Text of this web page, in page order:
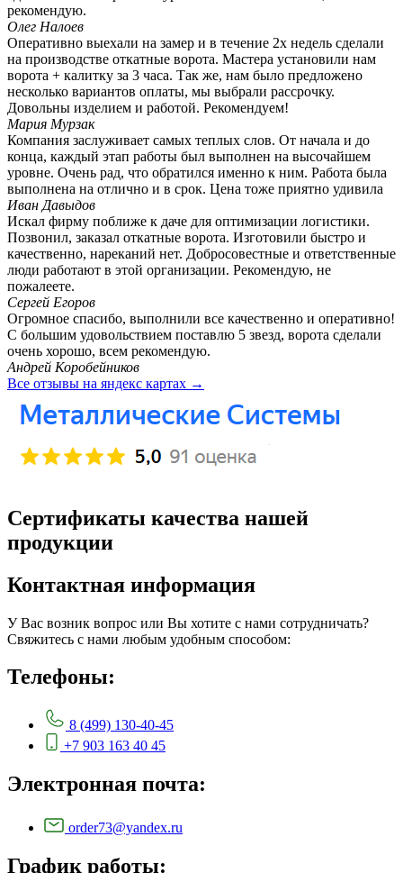
рекомендую.
Олег Налоев
Оперативно выехали на замер и в течение 2х недель сделали
на производстве откатные ворота. Мастера установили нам
ворота + калитку за 3 часа. Так же, нам было предложено
несколько вариантов оплаты, мы выбрали рассрочку.
Довольны изделием и работой. Рекомендуем!
Мария Мурзак
Компания заслуживает самых теплых слов. От начала и до
конца, каждый этап работы был выполнен на высочайшем
уровне. Очень рад, что обратился именно к ним. Работа была
выполнена на отлично и в срок. Цена тоже приятно удивила
Иван Давыдов
Искал фирму поближе к даче для оптимизации логистики.
Позвонил, заказал откатные ворота. Изготовили быстро и
качественно, нареканий нет. Добросовестные и ответственные
люди работают в этой организации. Рекомендую, не
пожалеете.
Сергей Егоров
Огромное спасибо, выполнили все качественно и оперативно!
С большим удовольствием поставлю 5 звезд, ворота сделали
очень хорошо, всем рекомендую.
Андрей Коробейников
Все отзывы на яндекс картах →
Сертификаты качества нашей
продукции
Контактная информация
У Вас возник вопрос или Вы хотите с нами сотрудничать?
Свяжитесь с нами любым удобным способом:
Телефоны:
8 (499) 130-40-45
+7 903 163 40 45
Электронная почта:
order73@yandex.ru
График работы: